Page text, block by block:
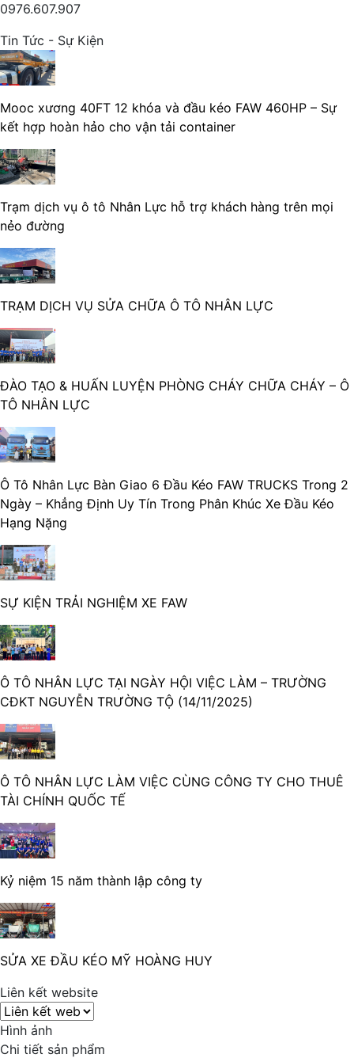
0976.607.907
Tin Tức - Sự Kiện
Mooc xương 40FT 12 khóa và đầu kéo FAW 460HP – Sự
kết hợp hoàn hảo cho vận tải container
Trạm dịch vụ ô tô Nhân Lực hỗ trợ khách hàng trên mọi
nẻo đường
TRẠM DỊCH VỤ SỬA CHỮA Ô TÔ NHÂN LỰC
ĐÀO TẠO & HUẤN LUYỆN PHÒNG CHÁY CHỮA CHÁY – Ô
TÔ NHÂN LỰC
Ô Tô Nhân Lực Bàn Giao 6 Đầu Kéo FAW TRUCKS Trong 2
Ngày – Khẳng Định Uy Tín Trong Phân Khúc Xe Đầu Kéo
Hạng Nặng
SỰ KIỆN TRẢI NGHIỆM XE FAW
Ô TÔ NHÂN LỰC TẠI NGÀY HỘI VIỆC LÀM – TRƯỜNG
CĐKT NGUYỄN TRƯỜNG TỘ (14/11/2025)
Ô TÔ NHÂN LỰC LÀM VIỆC CÙNG CÔNG TY CHO THUÊ
TÀI CHÍNH QUỐC TẾ
Kỷ niệm 15 năm thành lập công ty
SỬA XE ĐẦU KÉO MỸ HOÀNG HUY
Liên kết website
Hình ảnh
Chi tiết sản phẩm